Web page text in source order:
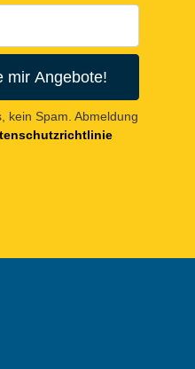
mir Angebote!
kein Spam. Abmeldung